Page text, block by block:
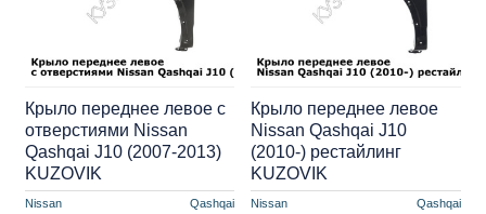
Nissan Qashqai
Крыло переднее левое с
отверстиями Nissan
Qashqai J10 (2007-2013)
KUZOVIK
Nissan Qashqai
Крыло переднее левое
Nissan Qashqai J10
(2010-) рестайлинг
KUZOVIK